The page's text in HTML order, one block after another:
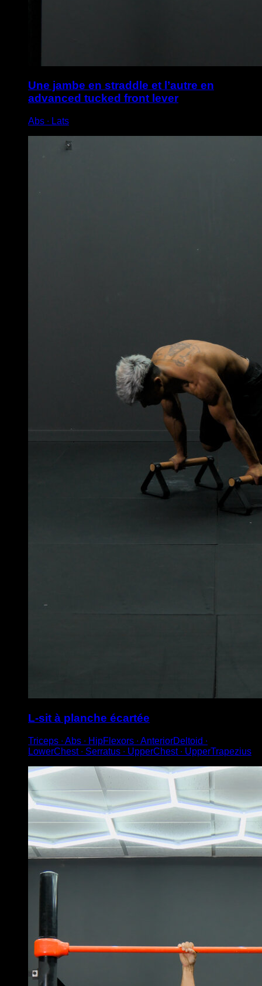
Une jambe en straddle et l’autre en
advanced tucked front lever
Abs ∙ Lats
L-sit à planche écartée
Triceps ∙ Abs ∙ HipFlexors ∙ AnteriorDeltoid ∙
LowerChest ∙ Serratus ∙ UpperChest ∙ UpperTrapezius